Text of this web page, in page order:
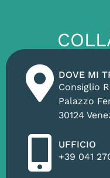
DOVE MI
Consiglio
Palazzo
30124
UFFICIO
+39 041